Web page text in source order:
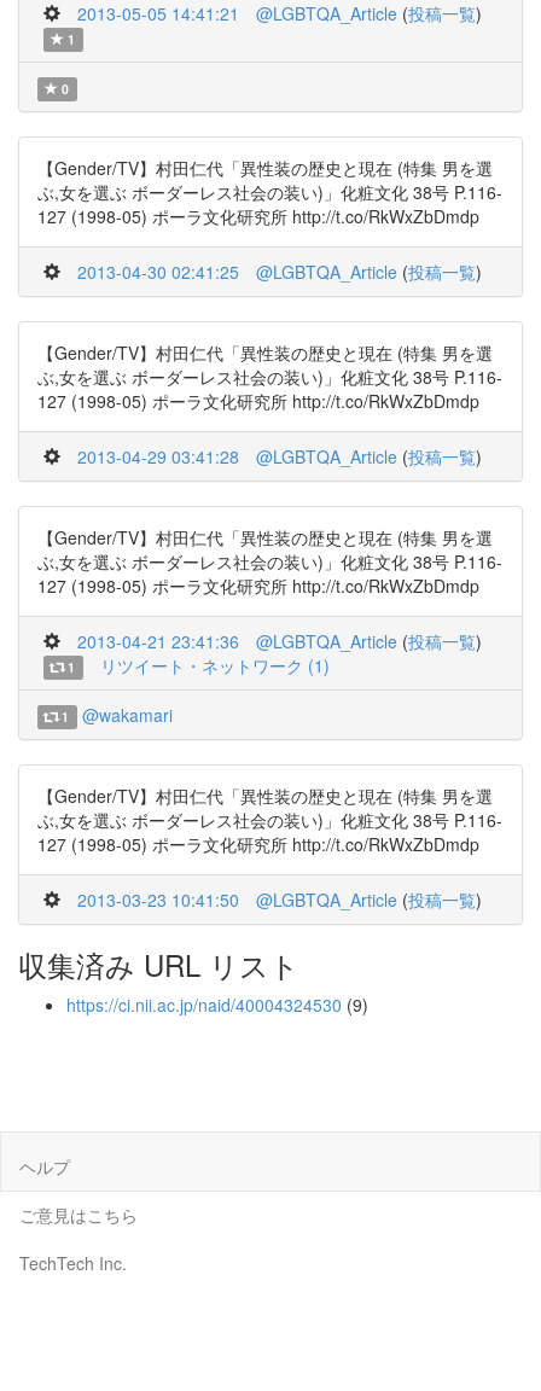
2013-05-05 14:41:21 @LGBTQA_Article (投稿一覧)
1
0
【Gender/TV】村田仁代「異性装の歴史と現在 (特集 男を選
ぶ,女を選ぶ ボーダーレス社会の装い)」化粧文化 38号 P.116-
127 (1998-05) ポーラ文化研究所 http://t.co/RkWxZbDmdp
2013-04-30 02:41:25 @LGBTQA_Article (投稿一覧)
【Gender/TV】村田仁代「異性装の歴史と現在 (特集 男を選
ぶ,女を選ぶ ボーダーレス社会の装い)」化粧文化 38号 P.116-
127 (1998-05) ポーラ文化研究所 http://t.co/RkWxZbDmdp
2013-04-29 03:41:28 @LGBTQA_Article (投稿一覧)
【Gender/TV】村田仁代「異性装の歴史と現在 (特集 男を選
ぶ,女を選ぶ ボーダーレス社会の装い)」化粧文化 38号 P.116-
127 (1998-05) ポーラ文化研究所 http://t.co/RkWxZbDmdp
2013-04-21 23:41:36 @LGBTQA_Article (投稿一覧)
1 リツイート・ネットワーク (1)
1 @wakamari
【Gender/TV】村田仁代「異性装の歴史と現在 (特集 男を選
ぶ,女を選ぶ ボーダーレス社会の装い)」化粧文化 38号 P.116-
127 (1998-05) ポーラ文化研究所 http://t.co/RkWxZbDmdp
2013-03-23 10:41:50 @LGBTQA_Article (投稿一覧)
収集済み URL リスト
https://ci.nii.ac.jp/naid/40004324530 (9)
ヘルプ
ご意見はこちら
TechTech Inc.